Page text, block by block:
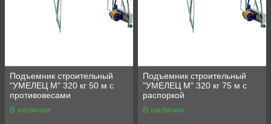
Подъемник строительный
"УМЕЛЕЦ М" 320 кг 50 м с
противовесами
В наличии
Подъемник строительный
"УМЕЛЕЦ М" 320 кг 75 м с
раcпоркой
В наличии